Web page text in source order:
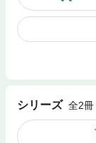
シリーズ 全2冊